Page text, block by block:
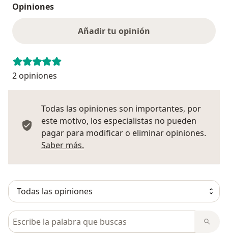
Opiniones
Añadir tu opinión
2 opiniones
Todas las opiniones son importantes, por
este motivo, los especialistas no pueden
pagar para modificar o eliminar opiniones.
Saber más.
Busca en opiniones